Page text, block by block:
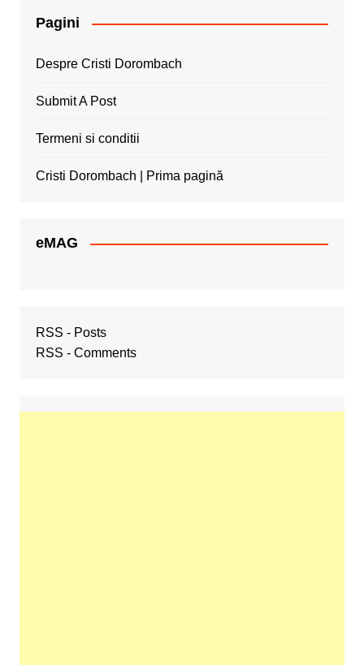
Pagini
Despre Cristi Dorombach
Submit A Post
Termeni si conditii
Cristi Dorombach | Prima pagină
eMAG
RSS - Posts
RSS - Comments